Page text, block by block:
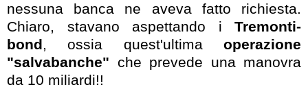
nessuna banca ne aveva fatto richiesta.
Chiaro, stavano aspettando i Tremonti-
bond, ossia quest'ultima operazione
"salvabanche" che prevede una manovra
da 10 miliardi!!